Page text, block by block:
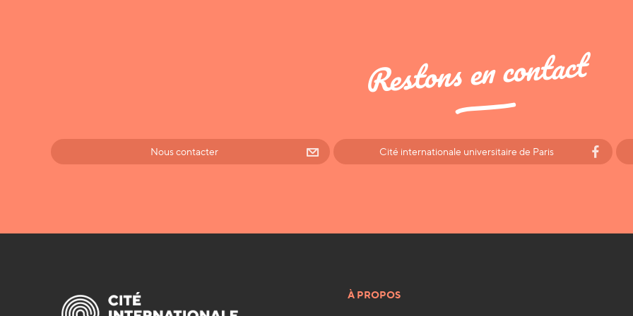
Restons en contact
Nous contacter Cité internationale universitaire de Paris
À PROPOS